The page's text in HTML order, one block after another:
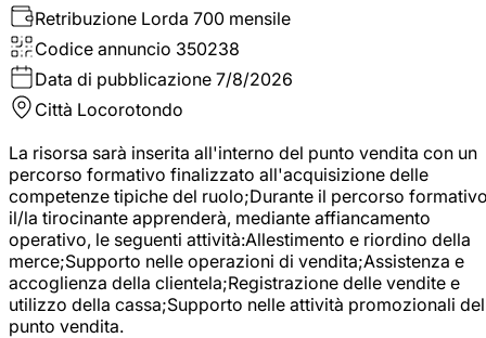
Retribuzione Lorda 700 mensile
Codice annuncio 350238
Data di pubblicazione 7/8/2026
Città Locorotondo
La risorsa sarà inserita all'interno del punto vendita con un
percorso formativo finalizzato all'acquisizione delle
competenze tipiche del ruolo;Durante il percorso
il/la tirocinante apprenderà, mediante affiancamento
operativo, le seguenti attività:Allestimento e riordino della
merce;Supporto nelle operazioni di vendita;Assistenza e
accoglienza della clientela;Registrazione delle vendite e
utilizzo della cassa;Supporto nelle attività promozionali del
punto vendita.